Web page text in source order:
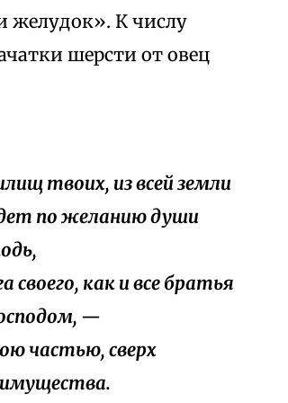
желудок». К числу
шерсти от овец
твоих, из всей земли
по желанию души
своего, как и все братья
—
частью, сверх